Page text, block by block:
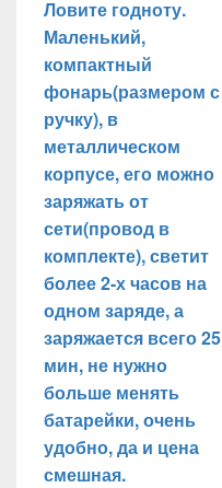
Ловите годноту.
Маленький,
компактный
фонарь(размером с
ручку), в
металлическом
корпусе, его можно
заряжать от
сети(провод в
комплекте), светит
более 2-х часов на
одном заряде, а
заряжается всего 25
мин, не нужно
больше менять
батарейки, очень
удобно, да и цена
смешная.